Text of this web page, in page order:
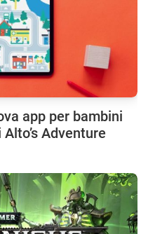
app per bambini
Adventure